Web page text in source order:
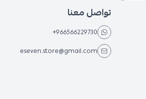
تواصل معنا
+966566229730
eseven.store@gmail.com